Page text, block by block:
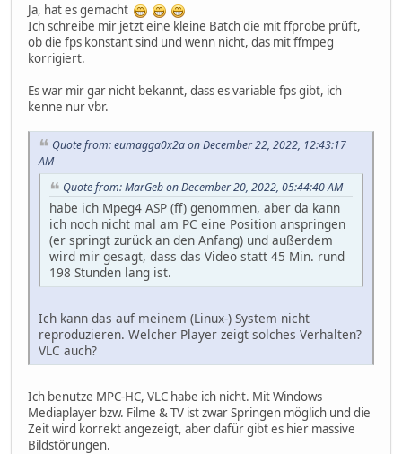
Ja, hat es gemacht
Ich schreibe mir jetzt eine kleine Batch die mit ffprobe prüft,
ob die fps konstant sind und wenn nicht, das mit ffmpeg
korrigiert.
Es war mir gar nicht bekannt, dass es variable fps gibt, ich
kenne nur vbr.
Quote from: eumagga0x2a on December 22, 2022, 12:43:17
AM
Quote from: MarGeb on December 20, 2022, 05:44:40 AM
habe ich Mpeg4 ASP (ff) genommen, aber da kann
ich noch nicht mal am PC eine Position anspringen
(er springt zurück an den Anfang) und außerdem
wird mir gesagt, dass das Video statt 45 Min. rund
198 Stunden lang ist.
Ich kann das auf meinem (Linux-) System nicht
reproduzieren. Welcher Player zeigt solches Verhalten?
VLC auch?
Ich benutze MPC-HC, VLC habe ich nicht. Mit Windows
Mediaplayer bzw. Filme & TV ist zwar Springen möglich und die
Zeit wird korrekt angezeigt, aber dafür gibt es hier massive
Bildstörungen.